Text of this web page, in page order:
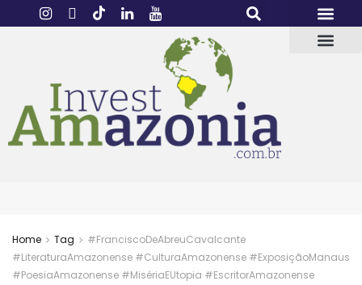
Home Tag
#FranciscoDeAbreuCavalcante
#LiteraturaAmazonense #CulturaAmazonense #ExposiçãoManaus
#PoesiaAmazonense #MisériaEUtopia #EscritorAmazonense